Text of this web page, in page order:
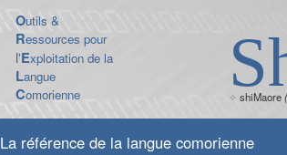
Outils &
Ressources pour
l'Exploitation de la
Langue
Comorienne ✧ shiMaore
La référence de la langue comorienne